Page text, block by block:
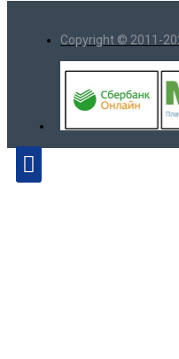
Copyright © 2011-